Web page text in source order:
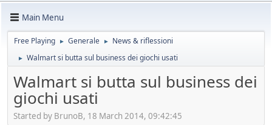
Main Menu
Free Playing ► Generale ► News & riflessioni
► Walmart si butta sul business dei giochi usati
Walmart si butta sul business dei
giochi usati
Started by BrunoB, 18 March 2014, 09:42:45